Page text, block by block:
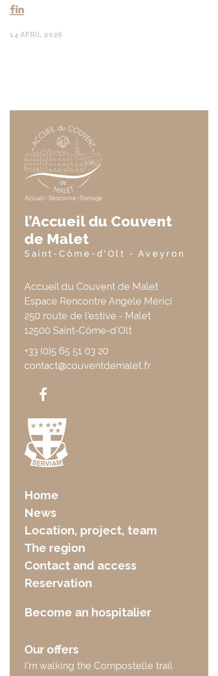
14 APRIL 2026
l’Accueil du Couvent
de Malet
Saint-Côme-d'Olt - Aveyron
Accueil du Couvent de Malet
Espace Rencontre Angèle Mérici
250 route de l’estive - Malet
12500 Saint-Côme-d'Olt
+33 (0)5 65 51 03 20
contact@couventdemalet.fr
Home
News
Location, project, team
The region
Contact and access
Reservation
Become an hospitalier
Our offers
I'm walking the Compostelle trail